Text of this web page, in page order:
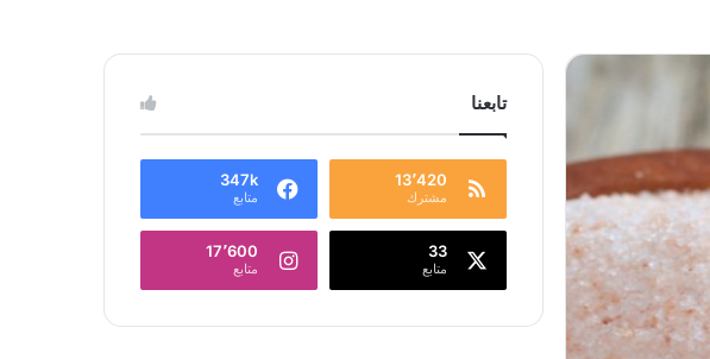
تابعنا
13٬420
مشترك
347k
متابع
33
متابع
17٬600
متابع